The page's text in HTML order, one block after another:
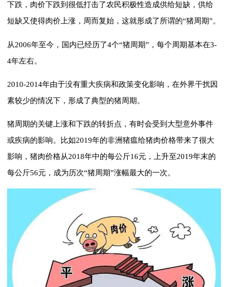
下跌，肉价下跌到很低打击了农民积极性造成供给短缺，供给
短缺又使得肉价上涨，周而复始，这就形成了所谓的“猪周期”。
从2006年至今，国内已经历了4个“猪周期”，每个周期基本在3-
4年左右。
2010-2014年由于没有重大疾病和政策变化影响，在外界干扰因
素较少的情况下，形成了典型的猪周期。
猪周期的关键上涨和下跌的转折点，有时会受到大型意外事件
或疾病的影响。比如2019年的非洲猪瘟给猪肉价格带来了很大
影响，猪肉价格从2018年中的每公斤16元，上升至2019年末的
每公斤56元，成为历次“猪周期”涨幅最大的一次。